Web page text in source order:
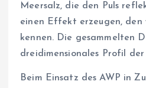
Meersalz, die den Puls
einen Effekt erzeugen,
kennen. Die gesammelten
dreidimensionales Profil
Beim Einsatz des AWP in